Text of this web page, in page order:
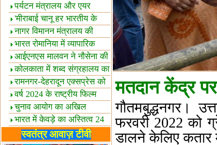
उत्कृष्टता पुरस्कार
पर्यटन मंत्रालय और एयर
इंडिया में समझौता
'मीराबाई चानू हर भारतीय के
लिए प्रेरणा'
नागर विमानन मंत्रालय की
यात्रियों को सलाह
भारत रोमानिया में व्यापारिक
साझेदारियां
आईएनएस मालवन ने नौसेना की
ताकत बढ़ाई
कोलकाता में शब्द संग्रहालय का
उद्घाटन
रामनगर-देहरादून एक्सप्रेस को
हरी झंडी
वर्ष 2024 के राष्ट्रीय फिल्म
पुरस्कारों की घोषणा
चुनाव आयोग का अखिल
भारतीय मीडिया सम्मेलन
भारत में केवड़े का अस्तित्‍व 24
लाख वर्ष!
लखनऊ में 'एक राष्ट्र एक
स्वतंत्र आवाज़ टीवी
मतदान केंद्र
गौतमबुद्धनगर।
फरवरी 2022 को
डालने केलिए